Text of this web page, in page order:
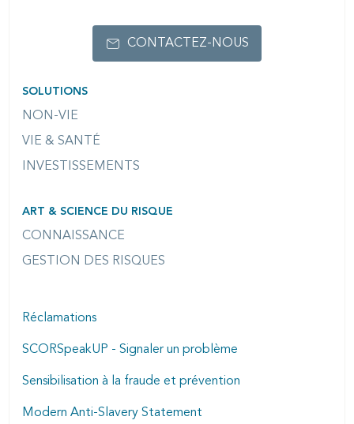
SOLUTIONS
NON-VIE
VIE & SANTÉ
INVESTISSEMENTS
ART & SCIENCE DU RISQUE
CONNAISSANCE
GESTION DES RISQUES
CONTACTEZ-NOUS
Réclamations
SCORSpeakUP - Signaler un problème
Sensibilisation à la fraude et prévention
Modern Anti-Slavery Statement